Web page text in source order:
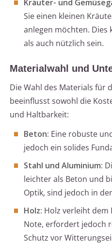
Kräuter- und
Sie einen kleinen
anlegen möchten. Dies
als auch nützlich sein.
Materialwahl und
Die Wahl des Materials für
beeinflusst sowohl die
und Haltbarkeit:
Beton: Eine robuste
jedoch ein solides
Stahl und Aluminium:
leichter als Beton und
Optik, sind jedoch in
Holz: Holz verleiht dem
Note, erfordert jedoch
Schutz vor